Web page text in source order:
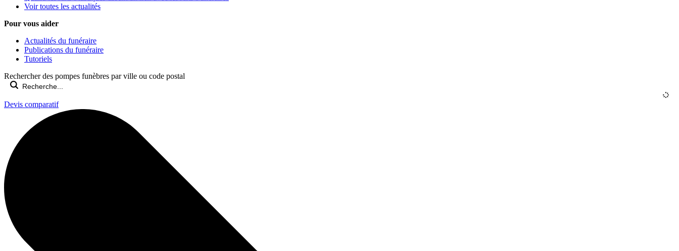
Voir toutes les actualités
Pour vous aider
Actualités du funéraire
Publications du funéraire
Tutoriels
Rechercher des pompes funèbres par ville ou code postal
Devis comparatif